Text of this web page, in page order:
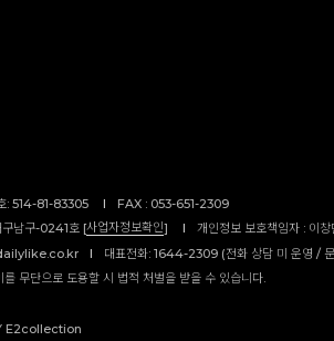
: 514-81-83305 I
FAX : 053-651-2309
구남구-0241호 [사업자정보확인] I
개인정보 보호책임자 : 이창
I
대표전화: 1644-2309 (전화 상담 미 운영 /
무단으로 도용할 시 법적 처벌을 받을 수 있습니다.
E2collection